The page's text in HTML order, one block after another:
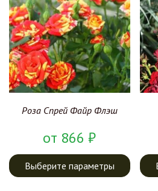
Роза Спрей Файр Флэш
от 866₽
Выберите параметры